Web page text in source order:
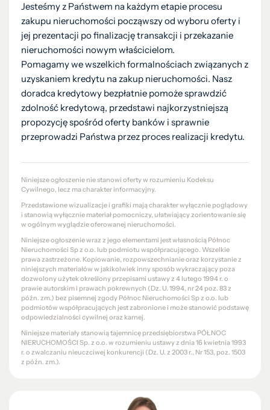
Jesteśmy z Państwem na każdym etapie procesu
zakupu nieruchomości począwszy od wyboru oferty i
jej prezentacji po finalizację transakcji i przekazanie
nieruchomości nowym właścicielom.
Pomagamy we wszelkich formalnościach związanych z
uzyskaniem kredytu na zakup nieruchomości. Nasz
doradca kredytowy bezpłatnie pomoże sprawdzić
zdolność kredytową, przedstawi najkorzystniejszą
propozycję spośród oferty banków i sprawnie
przeprowadzi Państwa przez proces realizacji kredytu.
Niniejsze ogłoszenie nie stanowi oferty w rozumieniu Kodeksu
Cywilnego, lecz ma charakter informacyjny.
Przedstawione wizualizacje i grafiki mają charakter wyłącznie poglądowy
i stanowią wyłącznie materiał pomocniczy, ułatwiający zorientowanie się
w ogólnym wyglądzie oferowanej nieruchomości.
Niniejsze ogłoszenie wraz z jego elementami jest własnością Północ
Nieruchomości Sp z o.o. lub podmiotu współpracującego. Wszelkie
prawa zastrzeżone. Kopiowanie, rozpowszechnianie oraz korzystanie z
niniejszych materiałów w jakikolwiek inny sposób wykraczający poza
dozwolony użytek określony przepisami ustawy z 4 lutego 1994 r. o
prawie autorskim i prawach pokrewnych (Dz. U. 1994, nr 24 poz. 83 z
późn. zm.) bez pisemnej zgody Północ Nieruchomości Sp z o.o. lub
podmiotów współpracujących jest zabronione i może stanowić podstawę
odpowiedzialności cywilnej oraz karnej.
Niniejsze materiały stanowią tajemnicę przedsiębiorstwa PÓŁNOC
NIERUCHOMOŚCI Sp. z o.o. w rozumieniu ustawy z dnia 16 kwietnia 1993
r. o zwalczaniu nieuczciwej konkurencji (Dz. U. z 2003 r., Nr 153, poz. 1503
z późn. zm.).